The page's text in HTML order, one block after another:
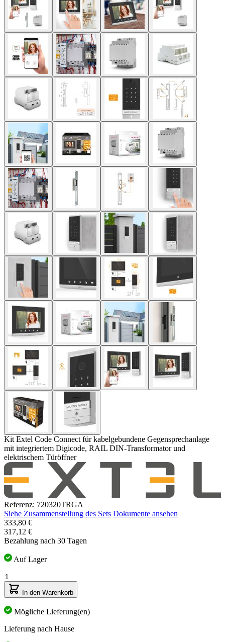
Kit Extel Code Connect für kabelgebundene Gegensprechanlage
mit integriertem Digicode, RAIL DIN-Transformator und
elektrischem Türöffner
Referenz: 720320TRGA
Siehe Zusammenstellung des Sets Dokumente ansehen
Der
Preis
hängt
den
Optionen
ab
317,12 €
333,80 €
Bezahlung nach 30 Tagen
Auf Lager
Menge
In den Warenkorb
Mögliche Lieferung(en)
Lieferung nach Hause